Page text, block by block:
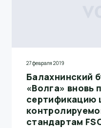
27 февраля 2019
Балахнинский
«Волга» вновь
сертификацию
стандартам